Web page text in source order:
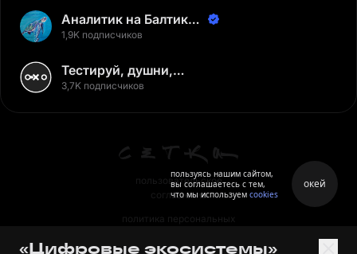
Аналитик на Балтике |
Неверов Станислав
1,9K подписчиков
Тестируй, душни,
наслаждайся
3,7K подписчиков
пользовательское
соглашение
политика персональных
«Цифровые экосистемы»
пользуясь нашим сайтом,
вы соглашаетесь с тем,
что мы используем cookies
окей